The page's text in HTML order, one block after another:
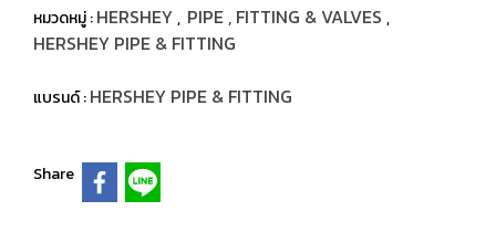
หมวดหมู่ :HERSHEY, PIPE , FITTING & VALVES ,
HERSHEY PIPE & FITTING
แบรนด์ :HERSHEY PIPE & FITTING
Share